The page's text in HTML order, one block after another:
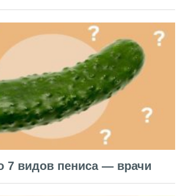
7 видов пениса — врачи